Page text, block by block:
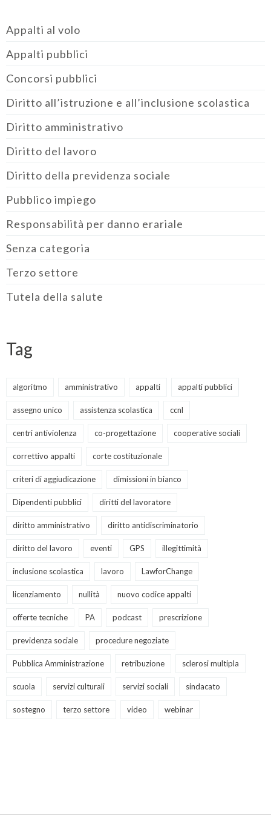
Appalti al volo
Appalti pubblici
Concorsi pubblici
Diritto all’istruzione e all’inclusione scolastica
Diritto amministrativo
Diritto del lavoro
Diritto della previdenza sociale
Pubblico impiego
Responsabilità per danno erariale
Senza categoria
Terzo settore
Tutela della salute
Tag
algoritmo amministrativo appalti appalti pubblici
assegno unico assistenza scolastica ccnl
centri antiviolenza co-progettazione cooperative sociali
correttivo appalti corte costituzionale
criteri di aggiudicazione dimissioni in bianco
Dipendenti pubblici diritti del lavoratore
diritto amministrativo diritto antidiscriminatorio
diritto del lavoro eventi GPS illegittimità
inclusione scolastica lavoro LawforChange
licenziamento nullità nuovo codice appalti
offerte tecniche PA podcast prescrizione
previdenza sociale procedure negoziate
Pubblica Amministrazione retribuzione sclerosi multipla
scuola servizi culturali servizi sociali sindacato
sostegno terzo settore video webinar